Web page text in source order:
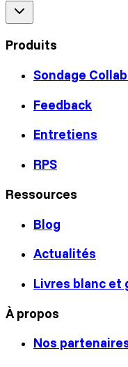
Produits
Sondage
Feedback
Entretiens
RPS
Ressources
Blog
Actualités
Livres blanc et
À propos
Nos